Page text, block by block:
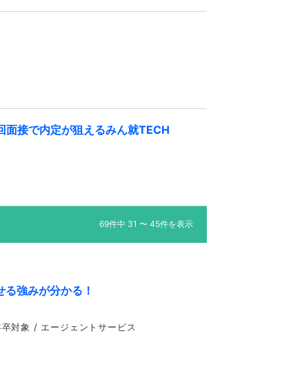
面接で内定が狙えるみん就TECH
69件中 31 〜 45件を表示
る強みが分かる！
対象 / エージェントサービス